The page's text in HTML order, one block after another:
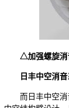
△加强螺旋消
日丰中空消
而日丰中空消